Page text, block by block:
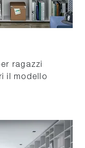
ragazzi
il modello